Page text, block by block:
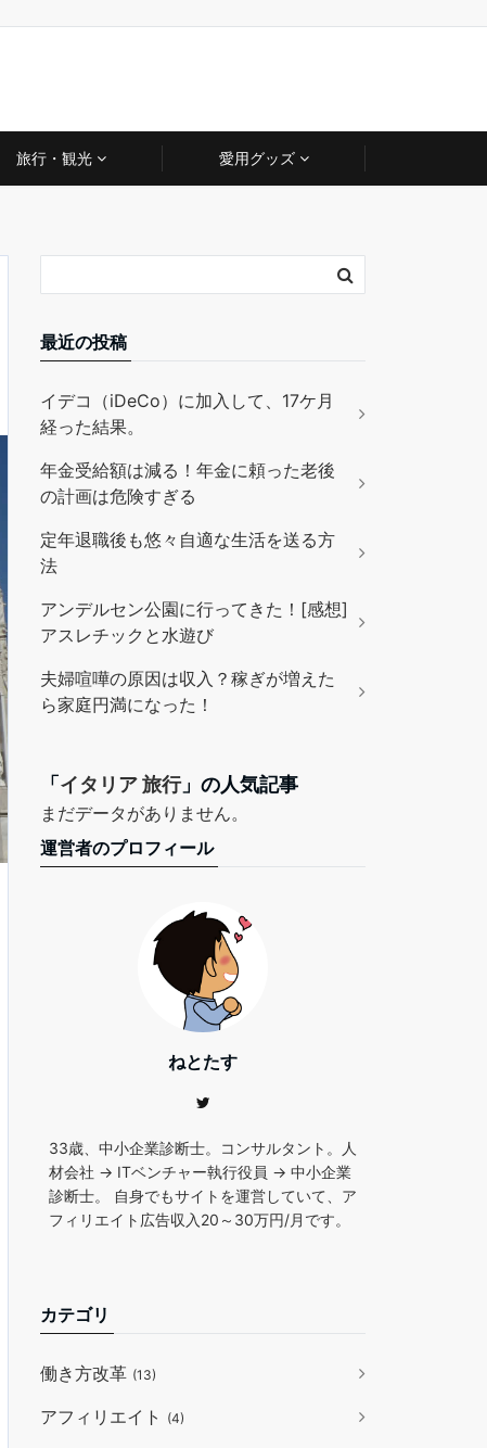
旅行・観光 愛用グッズ
最近の投稿
イデコ（iDeCo）に加入して、17ケ月
経った結果。
年金受給額は減る！年金に頼った老後
の計画は危険すぎる
定年退職後も悠々自適な生活を送る方
法
アンデルセン公園に行ってきた！[感想]
アスレチックと水遊び
夫婦喧嘩の原因は収入？稼ぎが増えた
ら家庭円満になった！
「 イタリア 旅行」の人気記事
まだデータがありません。
運営者のプロフィール
ねとたす
33歳、中小企業診断士。コンサルタント。人
材会社 → ITベンチャー執行役員 → 中小企業
診断士。 自身でもサイトを運営していて、ア
フィリエイト広告収入20～30万円/月です。
カテゴリ
働き方改革 (13)
アフィリエイト (4)